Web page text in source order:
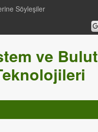
Söyleşiler
ve Bulut